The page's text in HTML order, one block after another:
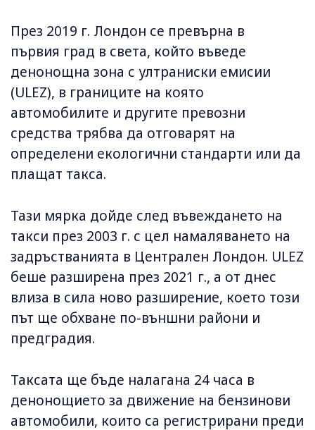
През 2019 г. Лондон се превърна в
първия град в света, който въведе
денонощна зона с ултраниски емисии
(ULEZ), в границите на която
автомобилите и другите превозни
средства трябва да отговарят на
определени екологични стандарти или да
плащат такса.
Тази мярка дойде след въвеждането на
такси през 2003 г. с цел намаляването на
задръстванията в Централен Лондон. ULEZ
беше разширена през 2021 г., а от днес
влиза в сила ново разширение, което този
път ще обхване по-външни райони и
предградия.
Таксата ще бъде налагана 24 часа в
денонощието за движение на бензинови
автомобили, които са регистрирани преди